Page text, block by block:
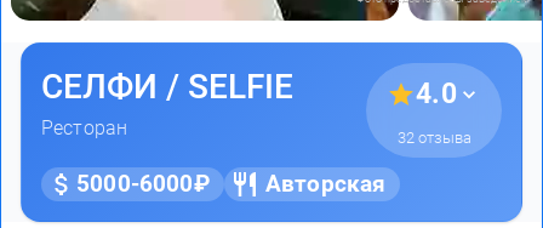
СЕЛФИ / SELFIE
Ресторан
4.0
32 отзыва
5000-6000₽ Авторская